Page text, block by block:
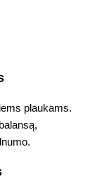
plaukams.